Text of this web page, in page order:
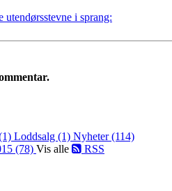
utendørsstevne i sprang:
Loddsalg (1) Nyheter (114)
(78) Vis alle RSS